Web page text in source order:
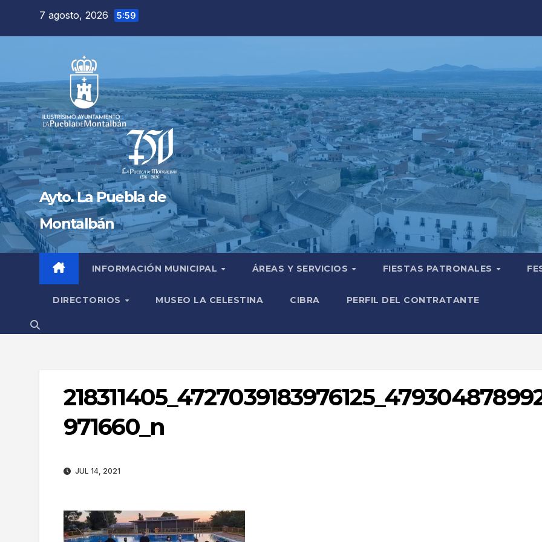
7 agosto, 2026 5:59
Ayto. La Puebla de
Montalbán
INFORMACIÓN MUNICIPAL ÁREAS Y SERVICIOS FIESTAS PATRONALES
DIRECTORIOS MUSEO LA CELESTINA CIBRA PERFIL DEL CONTRATANTE
971660_n
JUL 14, 2021